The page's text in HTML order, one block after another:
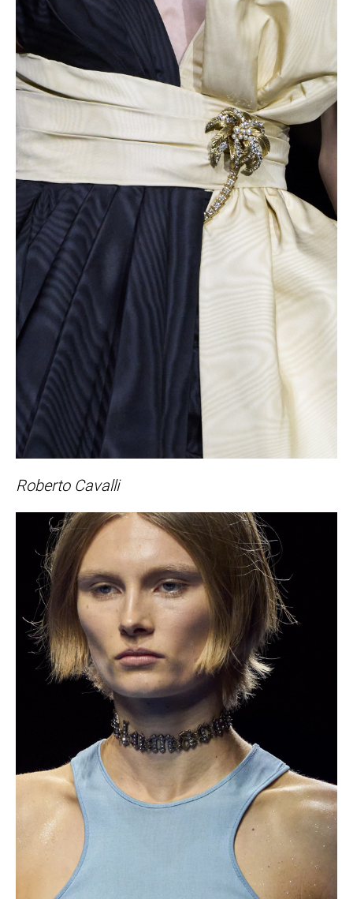
Roberto Cavalli